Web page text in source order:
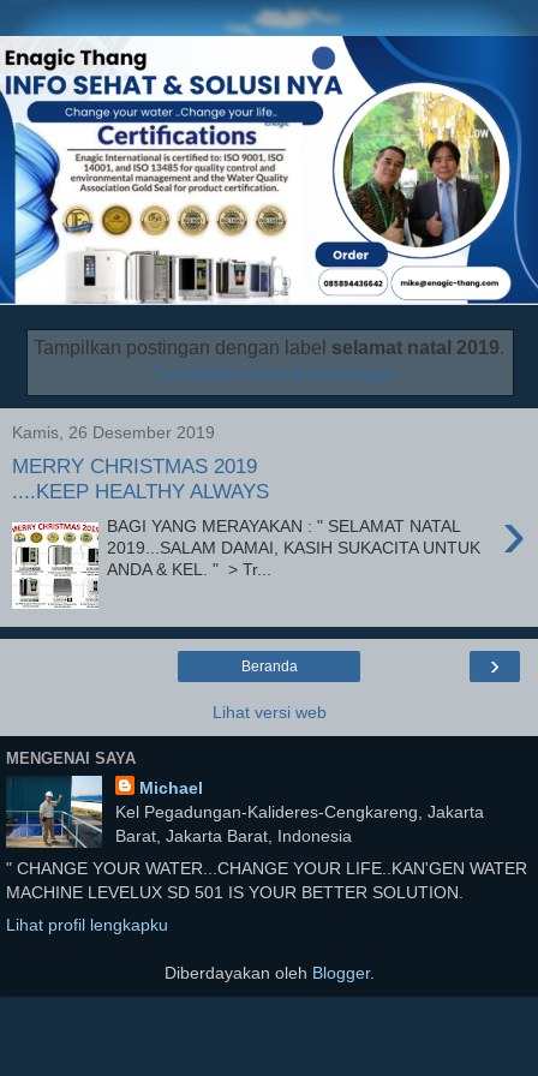
Tampilkan postingan dengan label selamat natal 2019.
Tampilkan semua postingan
Kamis, 26 Desember 2019
MERRY CHRISTMAS 2019
....KEEP HEALTHY ALWAYS
›
BAGI YANG MERAYAKAN : " SELAMAT NATAL
2019...SALAM DAMAI, KASIH SUKACITA UNTUK
ANDA & KEL. " > Tr...
›
Beranda
Lihat versi web
MENGENAI SAYA
Michael
Kel Pegadungan-Kalideres-Cengkareng, Jakarta
Barat, Jakarta Barat, Indonesia
" CHANGE YOUR WATER...CHANGE YOUR LIFE..KAN'GEN WATER
MACHINE LEVELUX SD 501 IS YOUR BETTER SOLUTION.
Lihat profil lengkapku
Diberdayakan oleh Blogger.